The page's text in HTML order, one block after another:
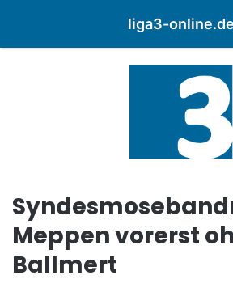
liga3-online.de
Meppen vorerst
Ballmert